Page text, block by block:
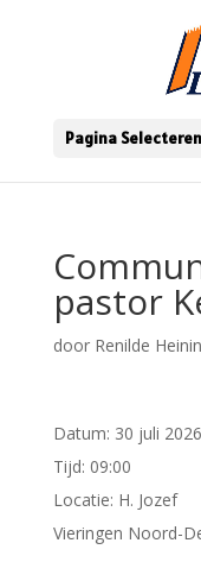
Pagina Selecteren
pastor
door Renilde
Datum: 30 juli 2026
Tijd: 09:00
Locatie: H. Jozef
Vieringen Noord-